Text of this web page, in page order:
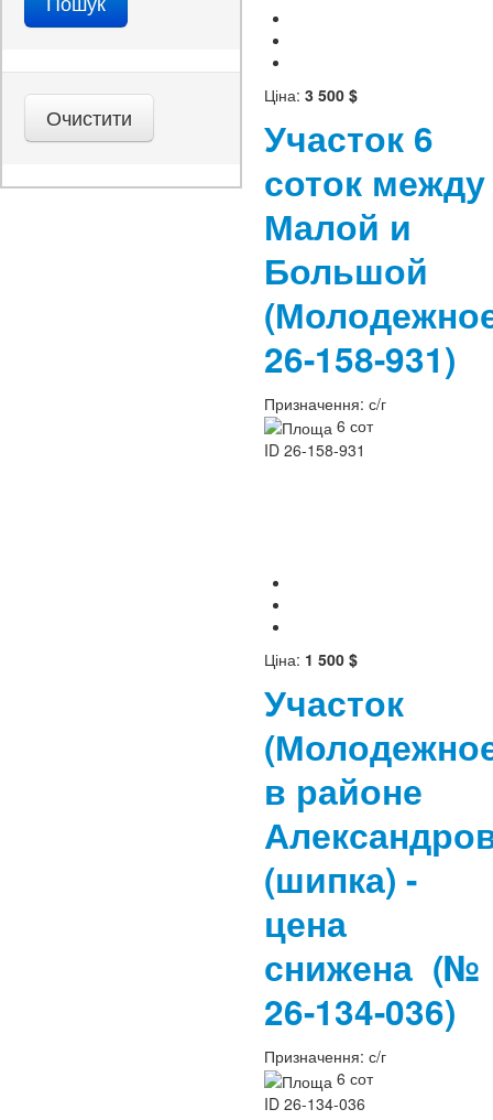
Ціна: 3 500 $
Участок 6
соток между
Малой и
Большой
26-158-931)
Призначення: с/г
6 сот
ID 26-158-931
Ціна: 1 500 $
Участок
в районе
(шипка) -
цена
снижена (№
26-134-036)
Призначення: с/г
6 сот
ID 26-134-036